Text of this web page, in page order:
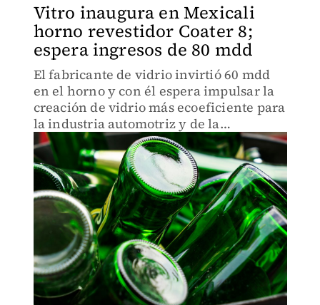
Vitro inaugura en Mexicali
horno revestidor Coater 8;
espera ingresos de 80 mdd
El fabricante de vidrio invirtió 60 mdd
en el horno y con él espera impulsar la
creación de vidrio más ecoeficiente para
la industria automotriz y de la
construcción.